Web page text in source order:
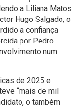
a Liliana Matos
Hugo Salgado, o
a confiança
por Pedro
num
de 2025 e
“mais de mil
o também